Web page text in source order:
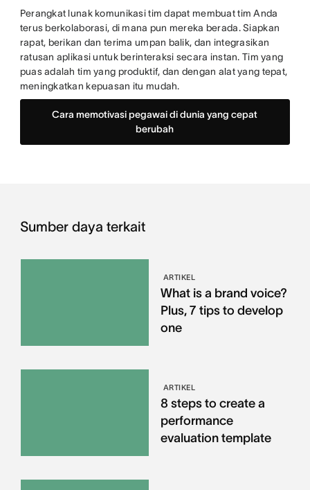
Perangkat lunak komunikasi tim dapat membuat tim Anda
terus berkolaborasi, di mana pun mereka berada. Siapkan
rapat, berikan dan terima umpan balik, dan integrasikan
ratusan aplikasi untuk berinteraksi secara instan. Tim yang
puas adalah tim yang produktif, dan dengan alat yang tepat,
meningkatkan kepuasan itu mudah.
Cara memotivasi pegawai di dunia yang cepat
berubah
Sumber daya terkait
ARTIKEL
What is a brand voice?
Plus, 7 tips to develop
one
ARTIKEL
8 steps to create a
performance
evaluation template